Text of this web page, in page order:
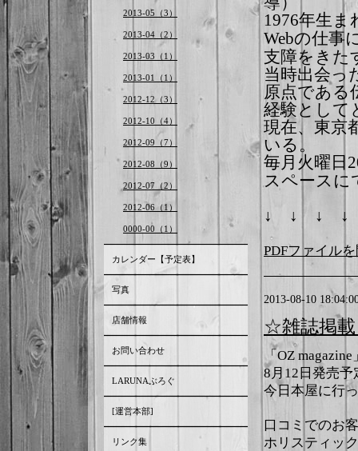
1976年生ま
Webの仕事
支障をきた
当時出会っ
原点である
経験として
現在、東京
いる。
毎月火曜日
スペースに
↓ ↓ ↓ ↓
PDFファイル
2013-08-10
☆雑誌掲載
「OZ magazine
8月12日発売
今日本屋に行
口コミでのお
ホリスティッ
2013-05（3）
2013-04（2）
2013-03（1）
2013-01（1）
2012-12（3）
2012-10（4）
2012-09（7）
2012-08（9）
2012-07（2）
2012-06（1）
0000-00（1）
カレンダー【予定表】
写真
店舗情報
お問い合わせ
LARUNAぶろぐ
[運営本部]
リンク集